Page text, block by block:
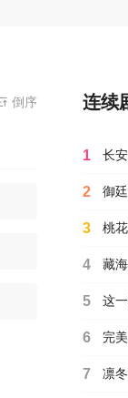
在线观看播放云赫
倒序 连续
1 长
2 御
3 桃
4 藏
5 这
6 完
7 凛